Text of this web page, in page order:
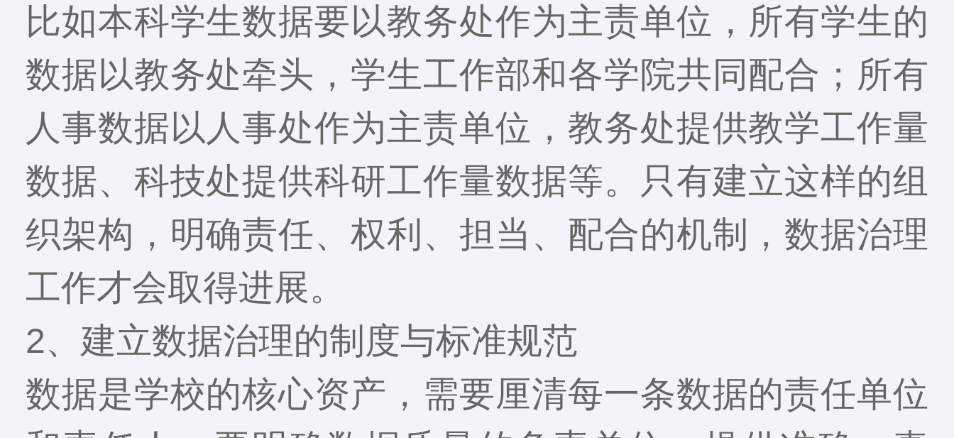
比如本科学生数据要以教务处作为主责单位，所有学生的
数据以教务处牵头，学生工作部和各学院共同配合；所有
人事数据以人事处作为主责单位，教务处提供教学工作量
数据、科技处提供科研工作量数据等。只有建立这样的组
织架构，明确责任、权利、担当、配合的机制，数据治理
工作才会取得进展。
2、建立数据治理的制度与标准规范
数据是学校的核心资产，需要厘清每一条数据的责任单位